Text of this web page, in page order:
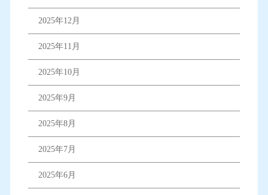
2025年12月
2025年11月
2025年10月
2025年9月
2025年8月
2025年7月
2025年6月